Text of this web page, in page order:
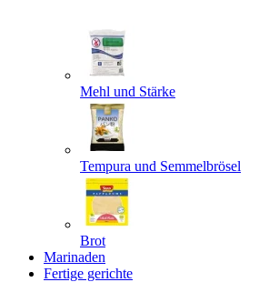
Mehl und Stärke
Tempura und Semmelbrösel
Brot
Marinaden
Fertige gerichte